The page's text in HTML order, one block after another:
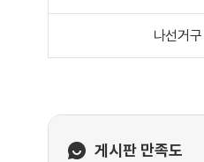
나선거구
게시판 만족도